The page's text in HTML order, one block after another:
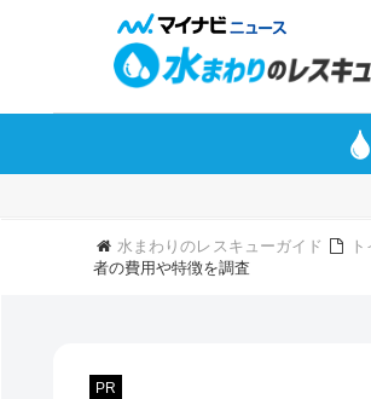
水まわりのレスキューガイド
者の費用や特徴を調査
PR